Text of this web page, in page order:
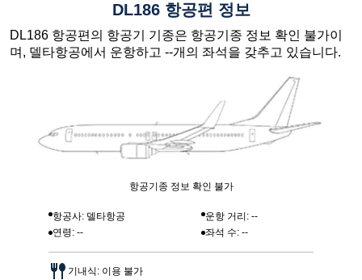
DL186 항공편 정보
DL186 항공편의 항공기 기종은 항공기종 정보 확인 불가이
며, 델타항공에서 운항하고 --개의 좌석을 갖추고 있습니다.
항공기종 정보 확인 불가
항공사: 델타항공
운항 거리: --
연령: --
좌석 수: --
기내식: 이용 불가